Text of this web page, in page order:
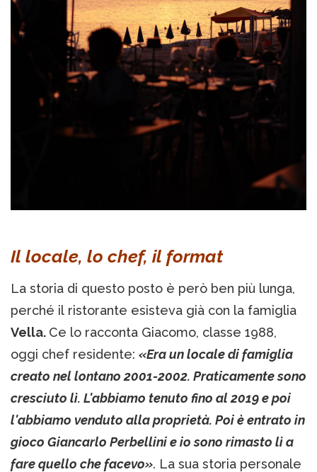
Il locale, lo chef, il format
La storia di questo posto è però ben più lunga,
perché il ristorante esisteva già con la famiglia
Vella. Ce lo racconta Giacomo, classe 1988,
oggi chef residente: «Era un locale di famiglia
creato nel lontano 2001-2002. Praticamente sono
cresciuto lì. L'abbiamo tenuto fino al 2019 e poi
l'abbiamo venduto alla proprietà. Poi è entrato in
gioco Giancarlo Perbellini e io sono rimasto lì a
fare quello che facevo». La sua storia personale